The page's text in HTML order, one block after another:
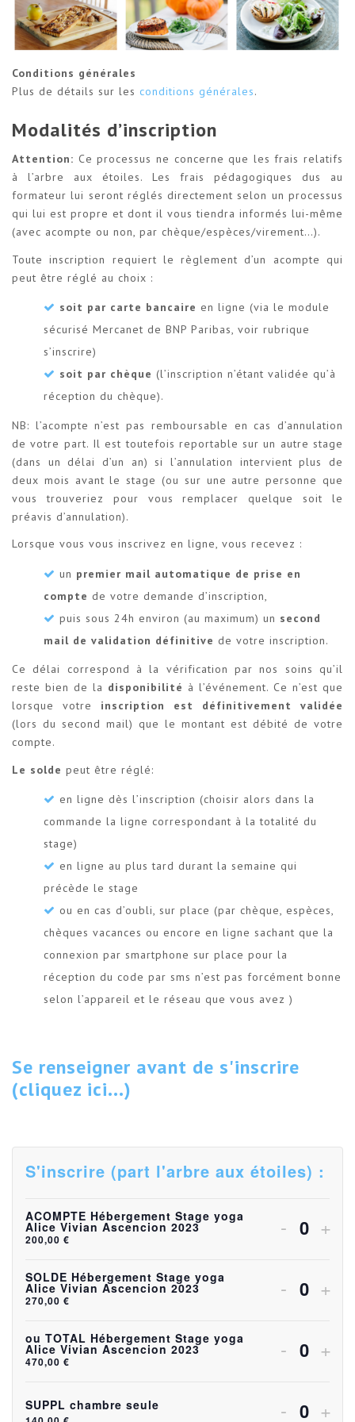
Conditions générales
Plus de détails sur les conditions générales.
Modalités d’inscription
Attention: Ce processus ne concerne que les frais relatifs
à l’arbre aux étoiles. Les frais pédagogiques dus au
formateur lui seront réglés directement selon un processus
qui lui est propre et dont il vous tiendra informés lui-même
(avec acompte ou non, par chèque/espèces/virement…).
Toute inscription requiert le règlement d’un acompte qui
peut être réglé au choix :
soit par carte bancaire en ligne (via le module
sécurisé Mercanet de BNP Paribas, voir rubrique
s’inscrire)
soit par chèque (l’inscription n’étant validée qu’à
réception du chèque).
NB: l’acompte n’est pas remboursable en cas d’annulation
de votre part. Il est toutefois reportable sur un autre stage
(dans un délai d’un an) si l’annulation intervient plus de
deux mois avant le stage (ou sur une autre personne que
vous trouveriez pour vous remplacer quelque soit le
préavis d’annulation).
Lorsque vous vous inscrivez en ligne, vous recevez :
un premier mail automatique de prise en
compte de votre demande d’inscription,
puis sous 24h environ (au maximum) un second
mail de validation définitive de votre inscription.
Ce délai correspond à la vérification par nos soins qu’il
reste bien de la disponibilité à l’événement. Ce n’est que
lorsque votre inscription est définitivement validée
(lors du second mail) que le montant est débité de votre
compte.
Le solde peut être réglé:
en ligne dès l’inscription (choisir alors dans la
commande la ligne correspondant à la totalité du
stage)
en ligne au plus tard durant la semaine qui
précède le stage
ou en cas d’oubli, sur place (par chèque, espèces,
chèques vacances ou encore en ligne sachant que la
connexion par smartphone sur place pour la
réception du code par sms n’est pas forcément bonne
selon l’appareil et le réseau que vous avez )
Se renseigner avant de s'inscrire
(cliquez ici...)
S'inscrire (part l'arbre aux étoiles) :
ACOMPTE Hébergement Stage yoga
Alice Vivian Ascencion 2023
200,00 €
Diminuer
quantité
pour
- +
SOLDE Hébergement Stage yoga
Alice Vivian Ascencion 2023
270,00 €
Diminuer
quantité
- +
ou TOTAL Hébergement Stage yoga
Alice Vivian Ascencion 2023
470,00 €
Diminuer
quantité
- +
SUPPL chambre seule
Diminuer
- +